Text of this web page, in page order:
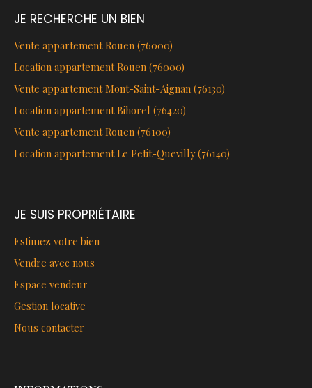
JE RECHERCHE UN BIEN
Vente appartement Rouen (76000)
Location appartement Rouen (76000)
Vente appartement Mont-Saint-Aignan (76130)
Location appartement Bihorel (76420)
Vente appartement Rouen (76100)
Location appartement Le Petit-Quevilly (76140)
JE SUIS PROPRIÉTAIRE
Estimez votre bien
Vendre avec nous
Espace vendeur
Gestion locative
Nous contacter